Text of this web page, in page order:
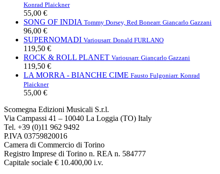
Konrad Plaickner
55,00 €
SONG OF INDIA Tommy Dorsey, Red Bonearr. Giancarlo Gazzani
96,00 €
SUPERNOMADI Variousarr. Donald FURLANO
119,50 €
ROCK & ROLL PLANET Variousarr. Giancarlo Gazzani
119,50 €
LA MORRA - BIANCHE CIME Fausto Fulgoniarr. Konrad
Plaickner
55,00 €
Scomegna Edizioni Musicali S.r.l.
Via Campassi 41 – 10040 La Loggia (TO) Italy
Tel. +39 (0)11 962 9492
P.IVA 03759820016
Camera di Commercio di Torino
Registro Imprese di Torino n. REA n. 584777
Capitale sociale € 10.400,00 i.v.